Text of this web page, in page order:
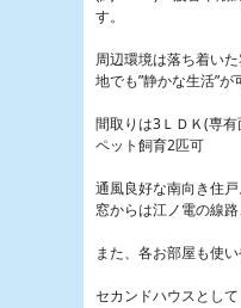
す。
周辺環境は落ち着い
地でも”静かな生活”が
間取りは3ＬＤＫ(専
ペット飼育2匹可
通風良好な南向き住戸
窓からは江ノ電の線
また、各お部屋も使い
セカンドハウスとし